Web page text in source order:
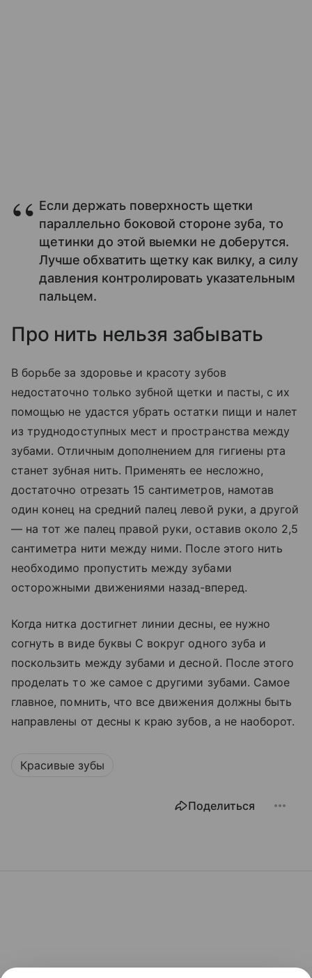
Если держать поверхность щетки
параллельно боковой стороне зуба, то
щетинки до этой выемки не доберутся.
Лучше обхватить щетку как вилку, а силу
давления контролировать указательным
пальцем.
Про нить нельзя забывать
В борьбе за здоровье и красоту зубов
недостаточно только зубной щетки и пасты, с их
помощью не удастся убрать остатки пищи и налет
из труднодоступных мест и пространства между
зубами. Отличным дополнением для гигиены рта
станет зубная нить. Применять ее несложно,
достаточно отрезать 15 сантиметров, намотав
один конец на средний палец левой руки, а другой
— на тот же палец правой руки, оставив около 2,5
сантиметра нити между ними. После этого нить
необходимо пропустить между зубами
осторожными движениями назад-вперед.
Когда нитка достигнет линии десны, ее нужно
согнуть в виде буквы С вокруг одного зуба и
поскользить между зубами и десной. После этого
проделать то же самое с другими зубами. Самое
главное, помнить, что все движения должны быть
направлены от десны к краю зубов, а не наоборот.
Красивые зубы
Поделиться